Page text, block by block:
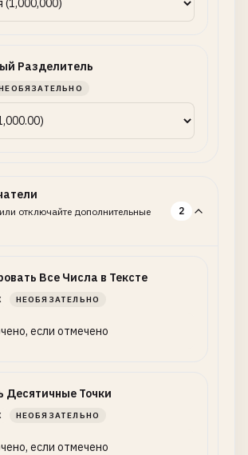
Разделитель
отключайте дополнительные
2
Все Числа в Тексте
НЕОБЯЗАТЕЛЬНО
если отмечено
Десятичные Точки
НЕОБЯЗАТЕЛЬНО
если отмечено